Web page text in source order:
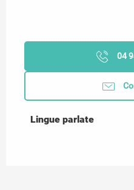
04
Lingue parlate
Lingue parlate